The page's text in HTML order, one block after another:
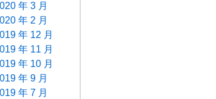
年 3 月
年 2 月
年 12 月
年 11 月
年 10 月
年 9 月
年 7 月